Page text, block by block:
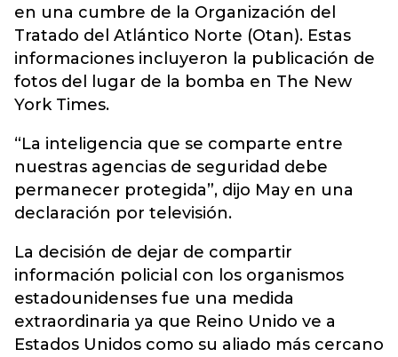
en una cumbre de la Organización del
Tratado del Atlántico Norte (Otan). Estas
informaciones incluyeron la publicación de
fotos del lugar de la bomba en The New
York Times.
“La inteligencia que se comparte entre
nuestras agencias de seguridad debe
permanecer protegida”, dijo May en una
declaración por televisión.
La decisión de dejar de compartir
información policial con los organismos
estadounidenses fue una medida
extraordinaria ya que Reino Unido ve a
Estados Unidos como su aliado más cercano